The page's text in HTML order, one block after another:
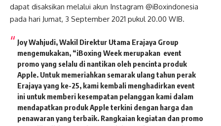
dapat disaksikan melalui akun Instagram @iBoxindonesia
pada hari Jumat, 3 September 2021 pukul 20.00 WIB.
Joy Wahjudi,Wakil Direktur Utama Erajaya Group
mengemukakan, “iBoxing Week merupakan event
promo yang selalu di nantikan oleh pencinta produk
Apple. Untuk memeriahkan semarak ulang tahun perak
Erajaya yang ke-25, kami kembali menghadirkan event
ini untuk memberi kesempatan pelanggan kami dalam
mendapatkan produk Apple terkini dengan harga dan
penawaran yang terbaik. Rangkaian kegiatan dan promo